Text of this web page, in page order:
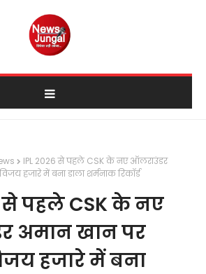
IPL 2026 से पहले CSK के नए ऑलराउंडर
हजारे में बना डाला शर्मनाक रिकॉर्ड
से पहले CSK के नए
अमान खान पर
हजारे में बना